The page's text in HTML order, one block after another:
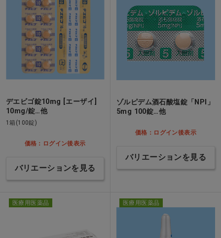
デエビゴ錠10mg [エーザイ]
10mg/錠…他
1箱(100錠)
価格：ログイン後表示
バリエーションを見る
ゾルピデム酒石酸塩錠「NPI」
5mg 100錠…他
価格：ログイン後表示
バリエーションを見る
医療用医薬品 医療用医薬品